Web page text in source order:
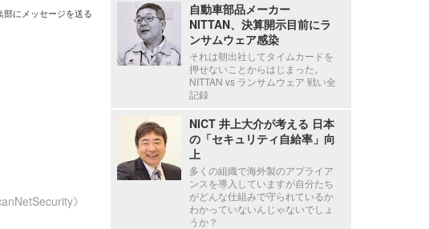
部にメッセージを送る
》
自動車部品メーカー
NITTAN、決算開示目前にラ
ンサムウェア感染
それは朝出社してタイムカードを
押せないことからはじまった。
NITTAN vs ランサムウェア 戦い全
記録
NICT 井上大介が考える 日本
の「セキュリティ自給率」向
上
多くの組織で海外製のアプライア
ンスを導入していますが自分たち
がどんな仕組みで守られているか
わかっていないんじゃないでしょ
うか？